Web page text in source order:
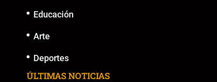
Educación
Arte
Deportes
ÚLTIMAS NOTICIAS